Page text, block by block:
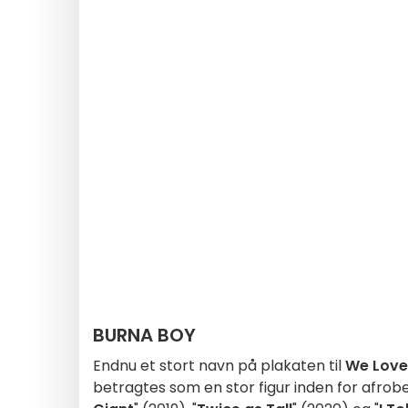
BURNA BOY
Endnu et stort navn på plakaten tilWe
betragtes som en stor figur inden for